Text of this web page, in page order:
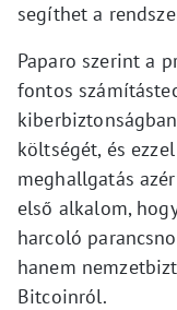
segíthet a
Paparo szerint a
fontos
költségét, és
meghallgatás
első alkalom,
harcoló
hanem
Bitcoinról.